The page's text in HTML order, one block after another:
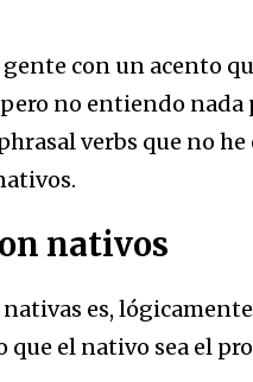
gente con un acento
no entiendo nada
verbs que no he
nativos
es,
el nativo sea el